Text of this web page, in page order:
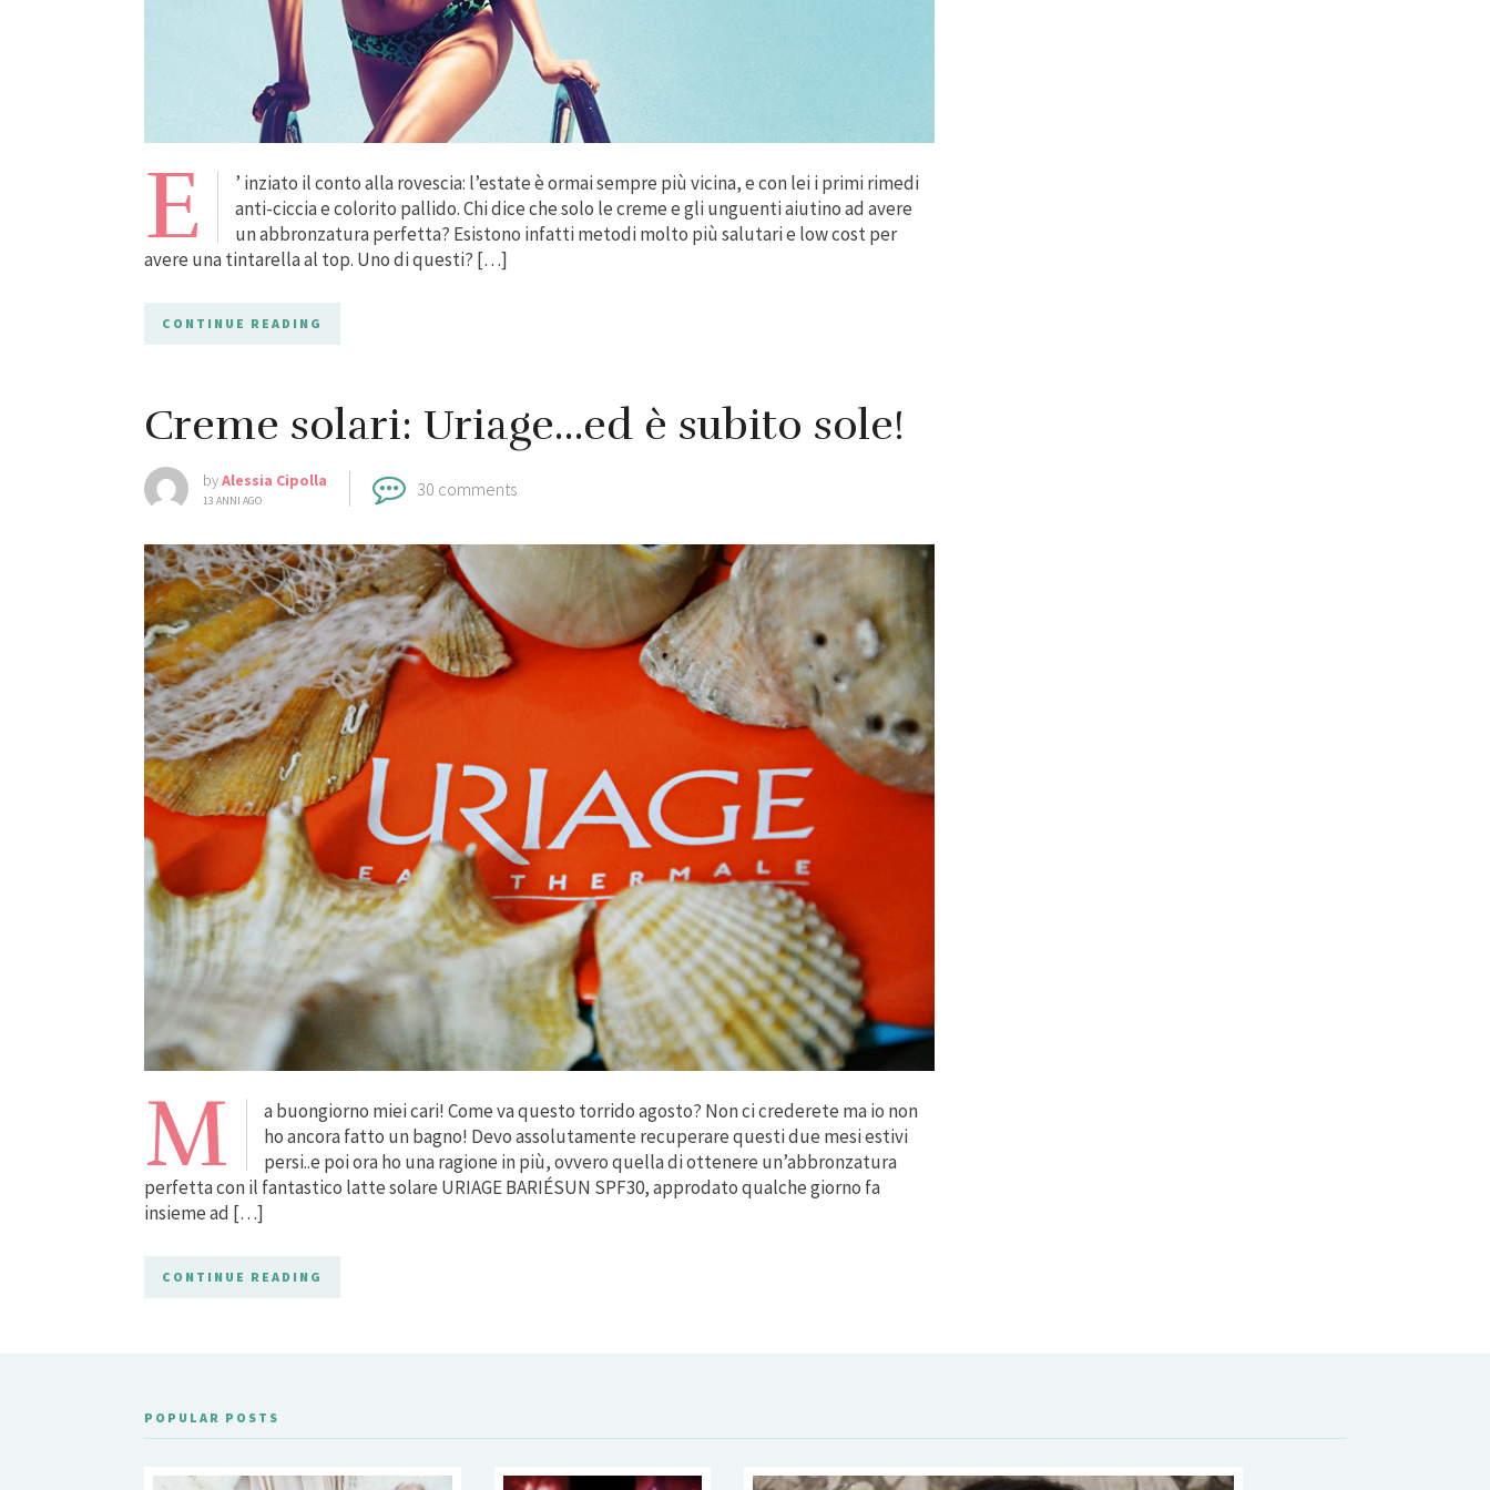
E
’ inziato il conto alla rovescia: l’estate è ormai sempre più vicina, e con lei i primi rimedi
anti-ciccia e colorito pallido. Chi dice che solo le creme e gli unguenti aiutino ad avere
un abbronzatura perfetta? Esistono infatti metodi molto più salutari e low cost per
avere una tintarella al top. Uno di questi? […]
CONTINUE READING
Creme solari: Uriage…ed è subito sole!
byAlessia Cipolla
13 ANNI AGO
30 comments
M
a buongiorno miei cari! Come va questo torrido agosto? Non ci crederete ma io non
ho ancora fatto un bagno! Devo assolutamente recuperare questi due mesi estivi
persi..e poi ora ho una ragione in più, ovvero quella di ottenere un’abbronzatura
perfetta con il fantastico latte solare URIAGE BARIÉSUN SPF30, approdato qualche giorno fa
insieme ad […]
CONTINUE READING
POPULAR POSTS